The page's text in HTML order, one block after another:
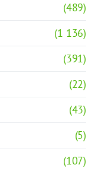
(489)
(1 136)
(391)
(22)
(43)
(5)
(107)